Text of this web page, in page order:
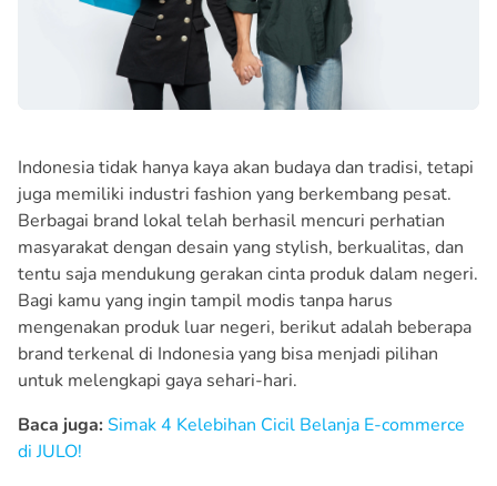
Indonesia tidak hanya kaya akan budaya dan tradisi, tetapi
juga memiliki industri fashion yang berkembang pesat.
Berbagai brand lokal telah berhasil mencuri perhatian
masyarakat dengan desain yang stylish, berkualitas, dan
tentu saja mendukung gerakan cinta produk dalam negeri.
Bagi kamu yang ingin tampil modis tanpa harus
mengenakan produk luar negeri, berikut adalah beberapa
brand terkenal di Indonesia yang bisa menjadi pilihan
untuk melengkapi gaya sehari-hari.
Baca juga:Simak 4 Kelebihan Cicil Belanja E-commerce
di JULO!